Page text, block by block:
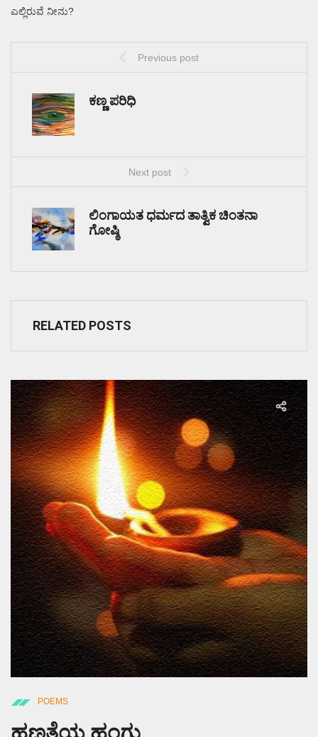
ಎಲ್ಲಿರುವೆ ನೀನು?
Previous post
ಕಣ್ಣ ಪರಿಧಿ
Next post
ಲಿಂಗಾಯತ ಧರ್ಮದ ತಾತ್ವಿಕ ಚಿಂತನಾ
ಗೋಷ್ಠಿ
RELATED POSTS
POEMS